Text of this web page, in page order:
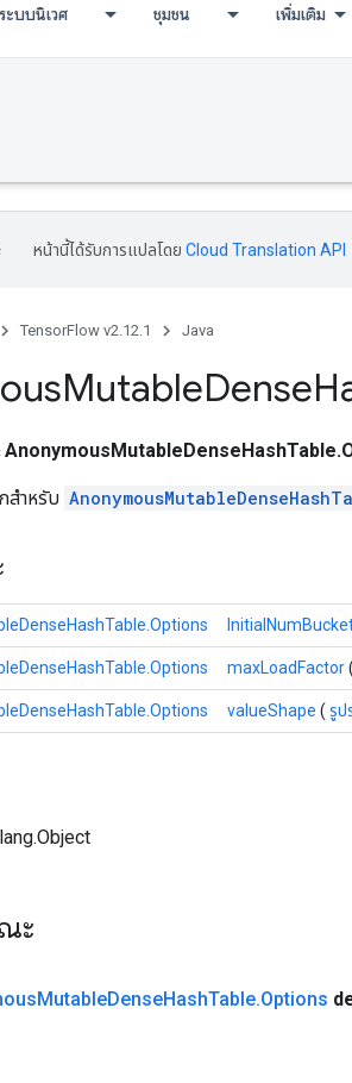
ระบบนิเวศ ชุมชน เพิ่มเติม
หน้านี้ได้รับการแปลโดย Cloud Translation API
TensorFlow v2.12.1 Java
MutableDense
สำหรับ
maxLoadFactor
valueShape ( รูป
ะ
MutableDenseHashTable.Options